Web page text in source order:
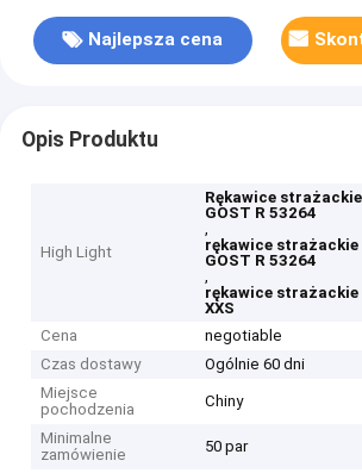
Najlepsza cena
Opis Produktu
High Light
Rękawice
GOST R 53264
,
rękawice
GOST R 53264
,
rękawice
XXS
Cena
negotiable
Czas dostawy
Ogólnie 60 dni
Miejsce
pochodzenia
Chiny
Minimalne
zamówienie
50 par